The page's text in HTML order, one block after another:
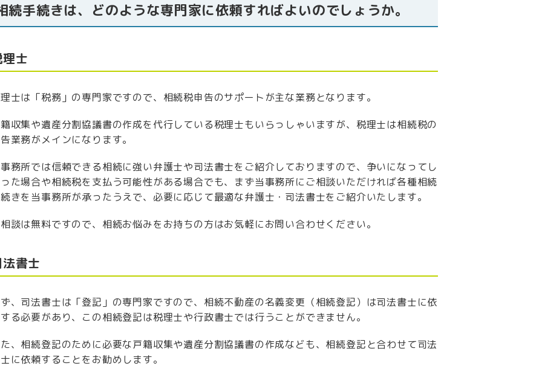
続手続きは、どのような専門家に依頼すればよいのでしょうか。
士
士は「税務」の専門家ですので、相続税申告のサポートが主な業務となります。
収集や遺産分割協議書の作成を代行している税理士もいらっしゃいますが、税理士は相続税の
業務がメインになります。
務所では信頼できる相続に強い弁護士や司法書士をご紹介しておりますので、争いになってし
た場合や相続税を支払う可能性がある場合でも、まず当事務所にご相談いただければ各種相続
きを当事務所が承ったうえで、必要に応じて最適な弁護士・司法書士をご紹介いたします。
談は無料ですので、相続お悩みをお持ちの方はお気軽にお問い合わせください。
書士
、司法書士は「登記」の専門家ですので、相続不動産の名義変更（相続登記）は司法書士に依
る必要があり、この相続登記は税理士や行政書士では行うことができません。
、相続登記のために必要な戸籍収集や遺産分割協議書の作成なども、相続登記と合わせて司法
に依頼することをお勧めします。